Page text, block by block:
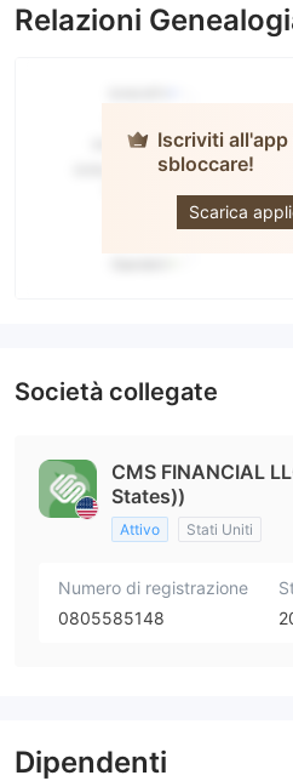
Relazioni
Iscriviti all'app
sbloccare!
Scarica
CMS
Società collegate
CMS FINANCIAL
States))
Attivo Stati Uniti
Numero di registrazione
0805585148
Dipendenti